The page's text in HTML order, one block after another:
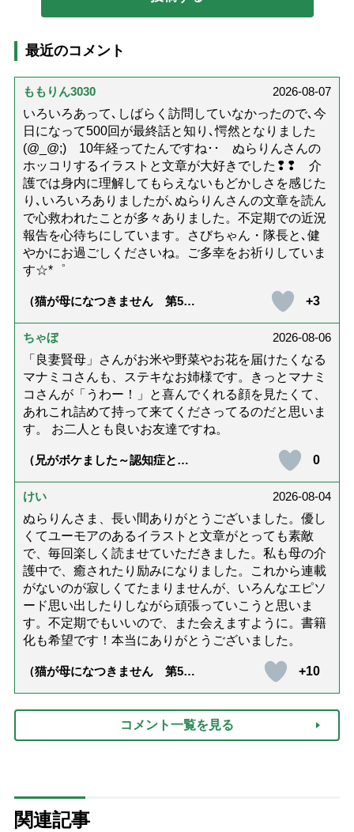
最近のコメント
ももりん3030
2026-08-07
いろいろあって､しばらく訪問していなかったので､今
日になって500回が最終話と知り､愕然となりました
(@_@;) 10年経ってたんですね･･ ぬらりんさんの
ホッコリするイラストと文章が大好きでした❢❢ 介
護では身内に理解してもらえないもどかしさを感じた
り､いろいろありましたが､ぬらりんさんの文章を読ん
で心救われたことが多々ありました。不定期での近況
報告を心待ちにしています。さびちゃん・隊長と､健
やかにお過ごしくださいね。ご多幸をお祈りしていま
す☆*゜
（猫が母になつきません 第500
+3
ちゃぼ
2026-08-06
「良妻賢母」さんがお米や野菜やお花を届けたくなる
マナミコさんも、ステキなお姉様です。きっとマナミ
コさんが「うわー！」と喜んでくれる顔を見たくて、
あれこれ詰めて持って来てくださってるのだと思いま
す。 お二人とも良いお友達ですね。
（兄がボケました～認知症と介
達』が届きました」）
0
けい
2026-08-04
ぬらりんさま、長い間ありがとうございました。優し
くてユーモアのあるイラストと文章がとっても素敵
で、毎回楽しく読ませていただきました。私も母の介
護中で、癒されたり励みになりました。これから連載
がないのが寂しくてたまりませんが、いろんなエピソ
ード思い出したりしながら頑張っていこうと思いま
す。不定期でもいいので、また会えますように。書籍
化も希望です！本当にありがとうございました。
（猫が母になつきません 第500
+10
コメント一覧を見る
関連記事